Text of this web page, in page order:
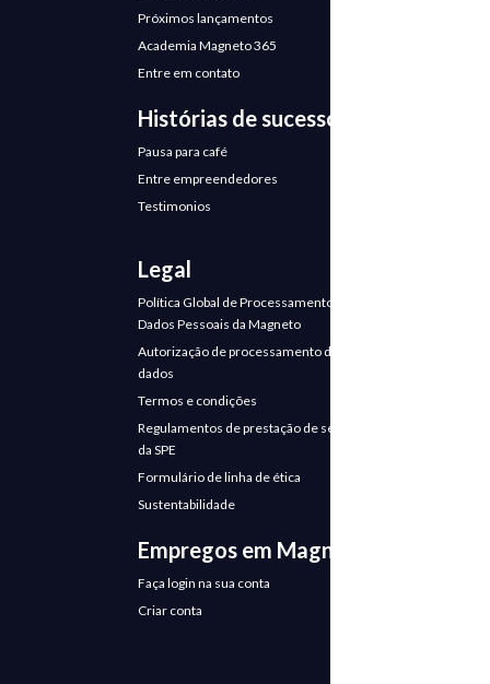
Próximos lançamentos
Academia Magneto 365
Entre em contato
Histórias de sucesso
Pausa para café
Entre empreendedores
Testimonios
Legal
Política Global de Processamento de
Dados Pessoais da Magneto
Autorização de processamento de
dados
Termos e condições
Regulamentos de prestação de serviços
da SPE
Formulário de linha de ética
Sustentabilidade
Empregos em Magneto
Faça login na sua conta
Criar conta